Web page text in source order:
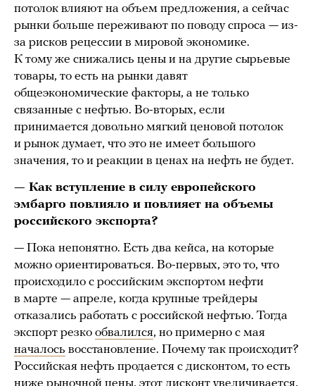
потолок влияют на объем предложения, а сейчас
рынки больше переживают по поводу спроса — из-
за рисков рецессии в мировой экономике.
К тому же снижались цены и на другие сырьевые
товары, то есть на рынки давят
общеэкономические факторы, а не только
связанные с нефтью. Во-вторых, если
принимается довольно мягкий ценовой потолок
и рынок думает, что это не имеет большого
значения, то и реакции в ценах на нефть не будет.
— Как вступление в силу европейского
эмбарго повлияло и повлияет на объемы
российского экспорта?
— Пока непонятно. Есть два кейса, на которые
можно ориентироваться. Во-первых, это то, что
происходило с российским экспортом нефти
в марте — апреле, когда крупные трейдеры
отказались работать с российской нефтью. Тогда
экспорт резко обвалился, но примерно с мая
началось восстановление. Почему так происходит?
Российская нефть продается с дисконтом, то есть